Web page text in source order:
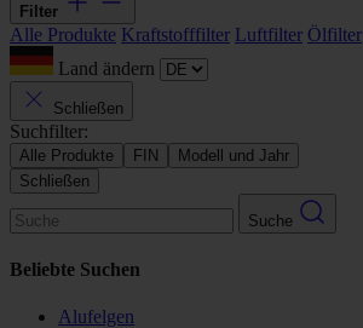
Filter
Alle Produkte Kraftstofffilter Luftfilter Ölfilter
Land ändern
Schließen
Suchfilter:
Alle Produkte FIN
Modell und Jahr
Schließen
Suche
Beliebte Suchen
Alufelgen